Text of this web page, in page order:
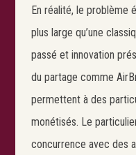
En réalité, le problème
plus large qu’une
passé et innovation
du partage comme
permettent à des
monétisés. Le
concurrence avec des